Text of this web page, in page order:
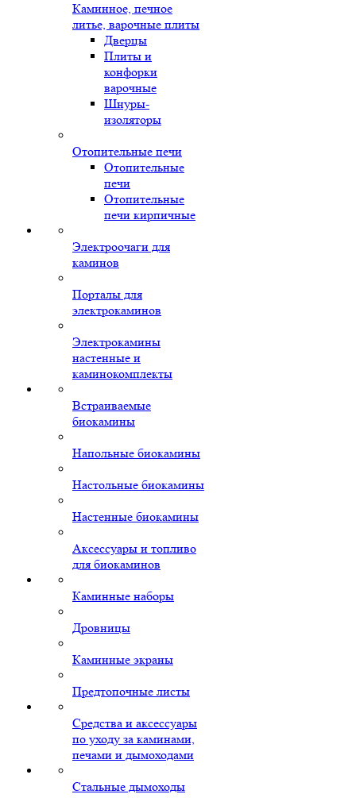
Каминное, печное
литье, варочные плиты
Дверцы
Плиты и
конфорки
варочные
Шнуры-
изоляторы
Отопительные печи
Отопительные
печи
Отопительные
печи кирпичные
Электроочаги для
каминов
Порталы для
электрокаминов
Электрокамины
настенные и
каминокомплекты
Встраиваемые
биокамины
Напольные биокамины
Настольные биокамины
Настенные биокамины
Аксессуары и топливо
для биокаминов
Каминные наборы
Дровницы
Каминные экраны
Предтопочные листы
Средства и аксессуары
по уходу за каминами,
печами и дымоходами
Стальные дымоходы